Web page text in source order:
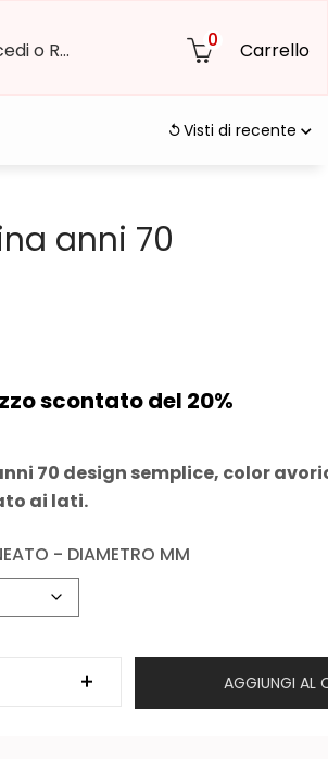
Accedi o Registrati 0 Carrello
Visti di recente
anni 70
scontato del 20%
70 design semplice, color
ai lati.
- DIAMETRO MM
AGGIUNGI AL